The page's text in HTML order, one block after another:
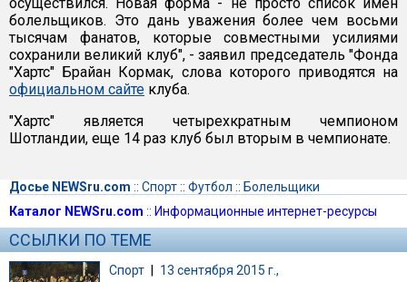
болельщиков. Это дань уважения более чем восьми
тысячам фанатов, которые совместными усилиями
сохранили великий клуб", - заявил председатель "Фонда
"Хартс" Брайан Кормак, слова которого приводятся на
официальном сайте клуба.
"Хартс" является четырехкратным чемпионом
Шотландии, еще 14 раз клуб был вторым в чемпионате.
Досье NEWSru.com :: Спорт:: Футбол :: Болельщики
Каталог NEWSru.com :: Информационные интернет-ресурсы
ССЫЛКИ ПО ТЕМЕ
Спорт | 13 сентября 2015 г.,